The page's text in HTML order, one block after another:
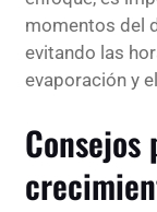
momentos del
evitando las
evaporación y
Consejos